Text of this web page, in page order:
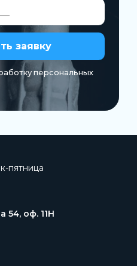
Отправить заявку
персональных
пятница
54, оф. 11H